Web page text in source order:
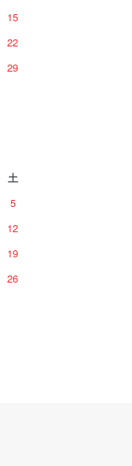
15
22
29
土
5
12
19
26